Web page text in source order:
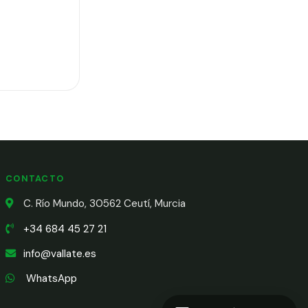
CONTACTO
C. Río Mundo, 30562 Ceutí, Murcia
+34 684 45 27 21
info@vallate.es
WhatsApp